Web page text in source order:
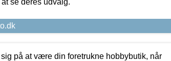
på at være din foretrukne hobbybutik, når